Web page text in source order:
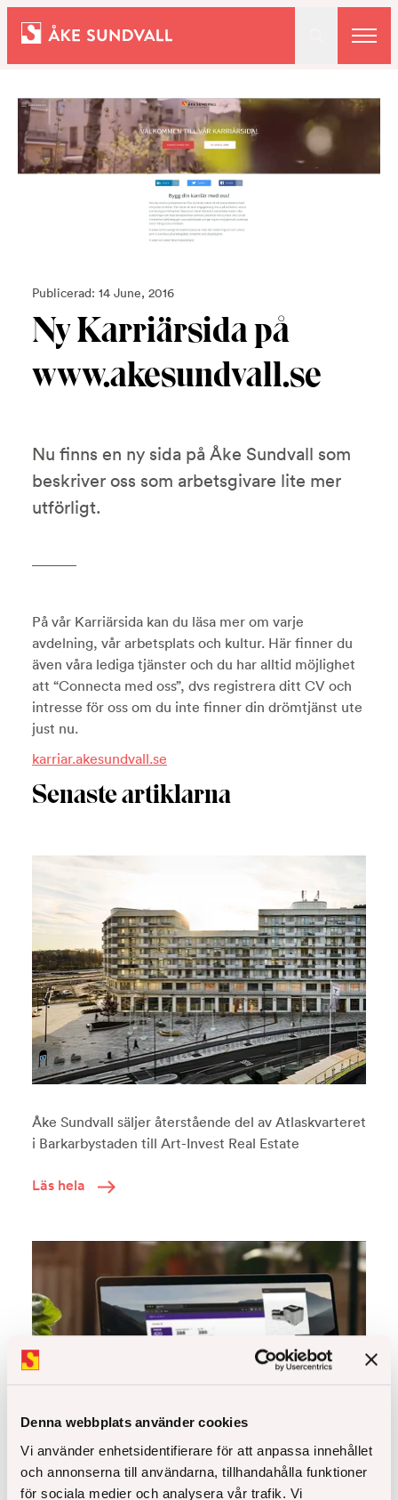
Denna webbplats använder cookies
Vi använder enhetsidentifierare för att anpassa innehållet
och annonserna till användarna, tillhandahålla funktioner
för sociala medier och analysera vår trafik. Vi
Bostäder
Lokaler och parkering
Entreprenad
Kontakt
Publicerad: 14 June, 2016
Ny Karriärsida på
www.akesundvall.se
Nu finns en ny sida på Åke Sundvall som
beskriver oss som arbetsgivare lite mer
utförligt.
På vår Karriärsida kan du läsa mer om varje
avdelning, vår arbetsplats och kultur. Här finner du
även våra lediga tjänster och du har alltid möjlighet
att “Connecta med oss”, dvs registrera ditt CV och
intresse för oss om du inte finner din drömtjänst ute
just nu.
karriar.akesundvall.se
Senaste artiklarna
Åke Sundvall säljer återstående del av Atlaskvarteret
i Barkarbystaden till Art-Invest Real Estate
Läs hela